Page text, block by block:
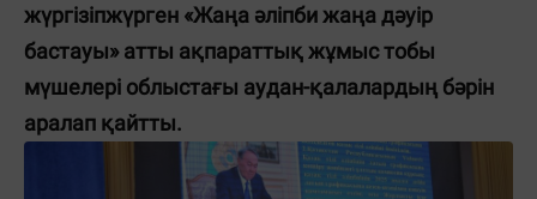
жүргізіпжүрген «Жаңа әліпби жаңа дәуір
бастауы» атты ақпараттық жұмыс тобы
мүшелері облыстағы аудан-қалалардың бәрін
аралап қайтты.